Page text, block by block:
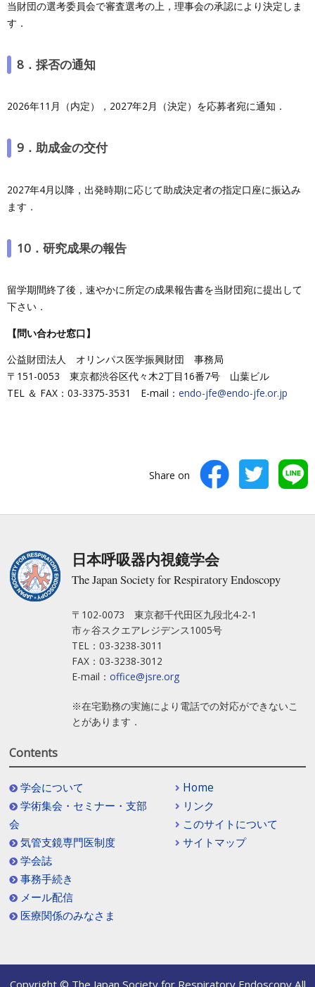
当財団の選考委員会で審査選考の上，理事会の承認により決定しま
す．
8．採否の通知
2026年11月（内定），2027年2月（決定）を応募者宛に通知．
9．助成金の交付
2027年4月以降，出発時期に応じて助成決定者の指定口座に振込み
ます．
10．研究成果の報告
留学期間終了後，速やかに所定の成果報告書を当財団宛に提出して
下さい．
【問い合わせ窓口】
公益財団法人 オリンパス医学振興財団 事務局
〒151-0053 東京都渋谷区代々木2丁目16番7号 山葉ビル
TEL ＆ FAX：03-3375-3531 E-mail： endo-jfe@endo-jfe.or.jp
Share on
日本呼吸器内視鏡学会
The Japan Society for Respiratory Endoscopy
〒102-0073 東京都千代田区九段北4-2-1
市ヶ谷スクエアレジデンス1005号
TEL：03-3238-3011
FAX：03-3238-3012
E-mail：office@jsre.org
※在宅勤務の実施により電話での対応ができないこ
とがあります．
Contents
学会について
学術集会・セミナー・支部
会
気管支鏡専門医制度
学会誌
事務手続き
メール配信
医療関係のみなさま
Home
リンク
このサイトについて
サイトマップ
Copyright © The Japan Society for Respiratory Endoscopy All